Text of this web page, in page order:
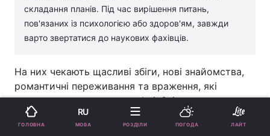
складання планів. Під час вирішення питань,
пов'язаних із психологією або здоров'ям, завжди
варто звертатися до наукових фахівців.
На них чекають щасливі збіги, нові знайомства,
романтичні переживання та враження, які
надовго залишаться в пам’яті. Звісно, тепла пора
року принесе приємні моменти кожному, проте
саме ті, хто народився в лютому, березні, липні
ГОЛОВНА
RU
МОВА РОЗДІЛИ ПОГОДА ЛАЙТ